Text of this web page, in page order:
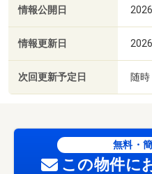
情報公開日
情報更新日
次回更新予定日 随時
無料・
この物件に